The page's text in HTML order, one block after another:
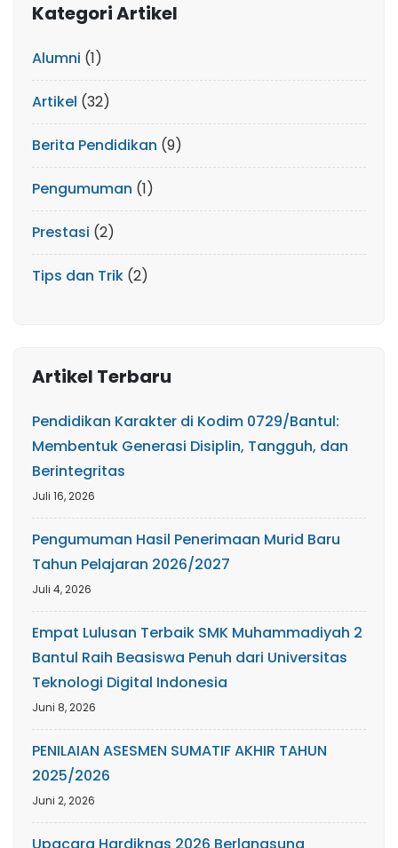
Kategori Artikel
Alumni (1)
Artikel (32)
Berita Pendidikan (9)
Pengumuman (1)
Prestasi (2)
Tips dan Trik (2)
Artikel Terbaru
Pendidikan Karakter di Kodim 0729/Bantul:
Membentuk Generasi Disiplin, Tangguh, dan
Berintegritas
Juli 16, 2026
Pengumuman Hasil Penerimaan Murid Baru
Tahun Pelajaran 2026/2027
Juli 4, 2026
Empat Lulusan Terbaik SMK Muhammadiyah 2
Bantul Raih Beasiswa Penuh dari Universitas
Teknologi Digital Indonesia
Juni 8, 2026
PENILAIAN ASESMEN SUMATIF AKHIR TAHUN
2025/2026
Juni 2, 2026